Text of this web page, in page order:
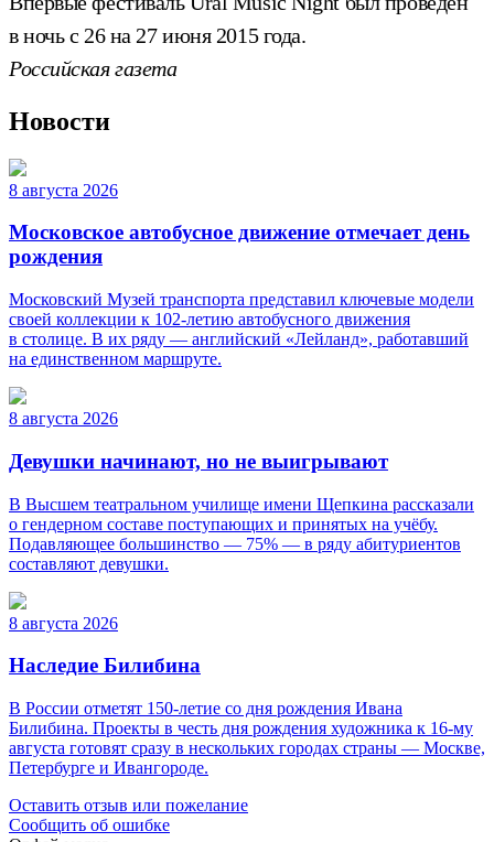
в ночь с 26 на 27 июня 2015 года.
Российская газета
Новости
8 августа 2026
Московское автобусное движение отмечает день
рождения
Московский Музей транспорта представил ключевые модели
своей коллекции к 102-летию автобусного движения
в столице. В их ряду — английский «Лейланд», работавший
на единственном маршруте.
8 августа 2026
Девушки начинают, но не выигрывают
В Высшем театральном училище имени Щепкина рассказали
о гендерном составе поступающих и принятых на учёбу.
Подавляющее большинство — 75% — в ряду абитуриентов
составляют девушки.
8 августа 2026
Наследие Билибина
В России отметят 150-летие со дня рождения Ивана
Билибина. Проекты в честь дня рождения художника к 16-му
августа готовят сразу в нескольких городах страны — Москве,
Петербурге и Ивангороде.
Оставить отзыв или пожелание
Сообщить об ошибке